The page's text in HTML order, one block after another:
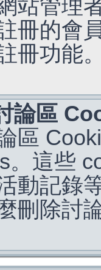
站管理
冊的會
冊功能
論區
區
。這些
動記錄
刪除討